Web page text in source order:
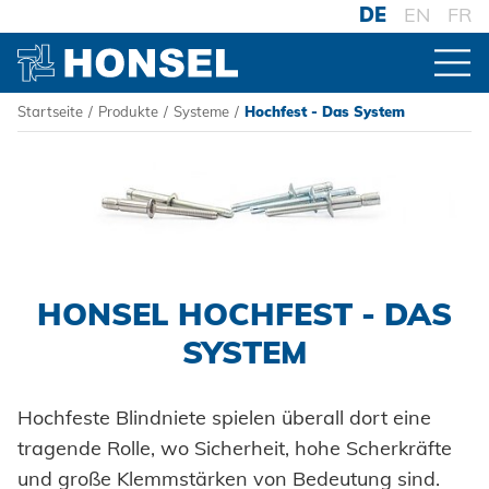
DE EN FR
PRODUKTE
ZUR PRODUKTÜBERSICHT
Blindniete
Blindnietmuttern
Blindnietschrauben
Powertrain Fasteners
VERARBEITUNG
Akku-Nieter
Druckluftnietwerkzeuge
Handnietwerkzeuge
Hochfest - Das System
Startseite / Produkte / Systeme / Hochfest - Das System
HONSEL HOCHFEST - DAS
SYSTEM
Hochfeste Blindniete spielen überall dort eine
tragende Rolle, wo Sicherheit, hohe Scherkräfte
und große Klemmstärken von Bedeutung sind.